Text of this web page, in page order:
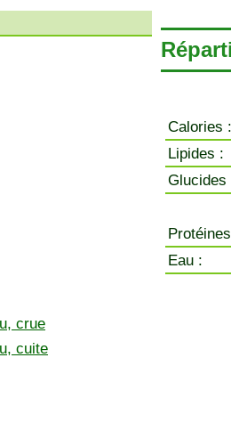
crue
cuite
Calories :
Lipides :
Glucides
Eau :